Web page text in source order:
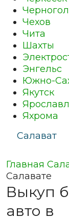
Чехов
Чита
Шахты
Энгельс
Южно-
Якутск
Яхрома
Салават
Главная
Салавате
Выкуп
авто в